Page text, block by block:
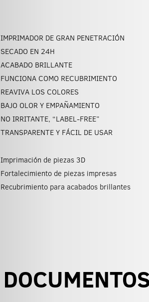
IMPRIMADOR DE GRAN PENETRACIÓN
SECADO EN 24H
ACABADO BRILLANTE
FUNCIONA COMO RECUBRIMIENTO
REAVIVA LOS COLORES
BAJO OLOR Y EMPAÑAMIENTO
NO IRRITANTE, “LABEL-FREE”
TRANSPARENTE Y FÁCIL DE USAR
Imprimación de piezas 3D
Fortalecimiento de piezas impresas
Recubrimiento para acabados brillantes